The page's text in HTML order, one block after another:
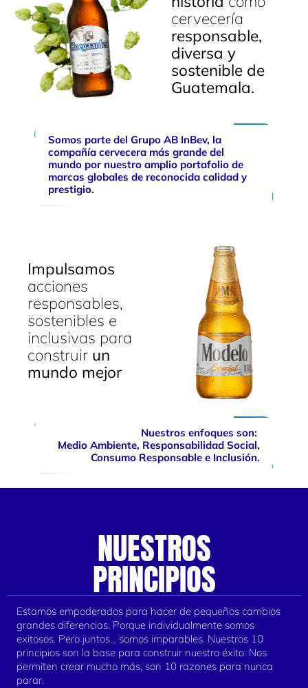
cervecería
responsable,
diversa y
sostenible de
Guatemala.
Somos parte del Grupo AB InBev, la
compañía cervecera más grande del
mundo por nuestro amplio portafolio de
marcas globales de reconocida calidad y
prestigio.
Impulsamos
acciones
responsables,
sostenibles e
inclusivas para
construir un
mundo mejor
Nuestros enfoques son:
Medio Ambiente, Responsabilidad Social,
Consumo Responsable e Inclusión.
NUESTROS
PRINCIPIOS
Estamos empoderados para hacer de pequeños cambios
grandes diferencias. Porque individualmente somos
exitosos. Pero juntos... somos imparables. Nuestros 10
principios son la base para construir nuestro éxito. Nos
permiten crear mucho más, son 10 razones para nunca
parar.